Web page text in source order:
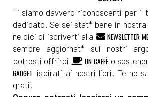
Ti siamo davvero riconoscenti per il
dedicato. Se sei stat* bene in
ne dici di iscriverti alla
NEWSLETTER
sempre aggiornat* sui nostri
potresti offrirci
UN CAFFÈ o
GADGET ispirati ai nostri libri. Te ne
grati!